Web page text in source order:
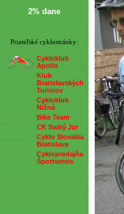
2% dane
Priateľské cyklostránky:
Cykloklub
Apollo
Klub
Bratislavských
Turistov
Cykloklub
Nižná
Bike Team
CK Svätý Jur
Cyklo Slovakia
Bratislava
Cyklopredajňa
Športservis